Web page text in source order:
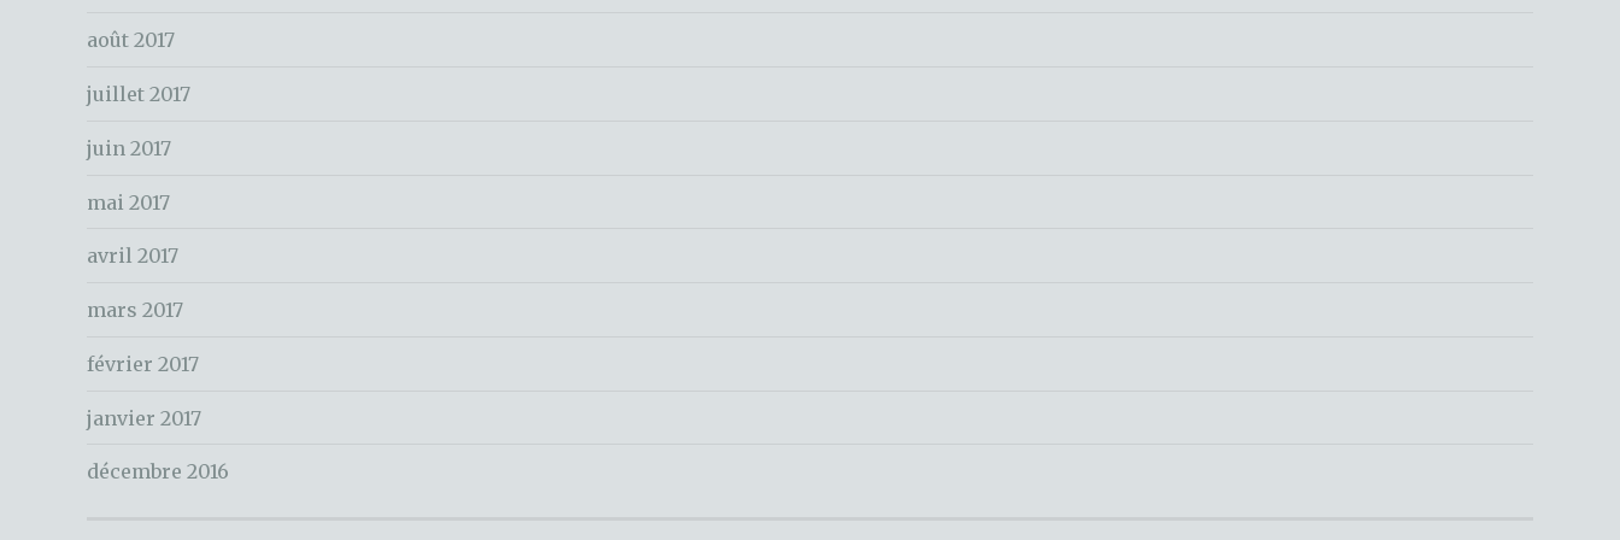
e
:
août 2017
juillet 2017
juin 2017
mai 2017
avril 2017
mars 2017
février 2017
janvier 2017
décembre 2016